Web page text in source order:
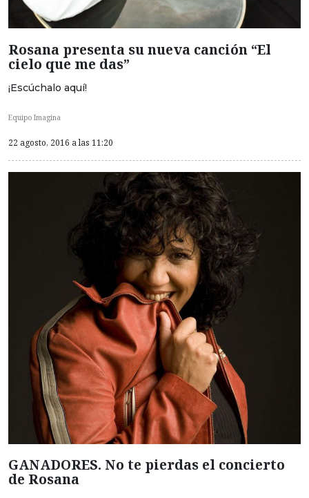
Rosana presenta su nueva canción “El
cielo que me das”
¡Escúchalo aquí!
Equipo Imagina
22 agosto, 2016 a las 11:20
GANADORES. No te pierdas el concierto
de Rosana